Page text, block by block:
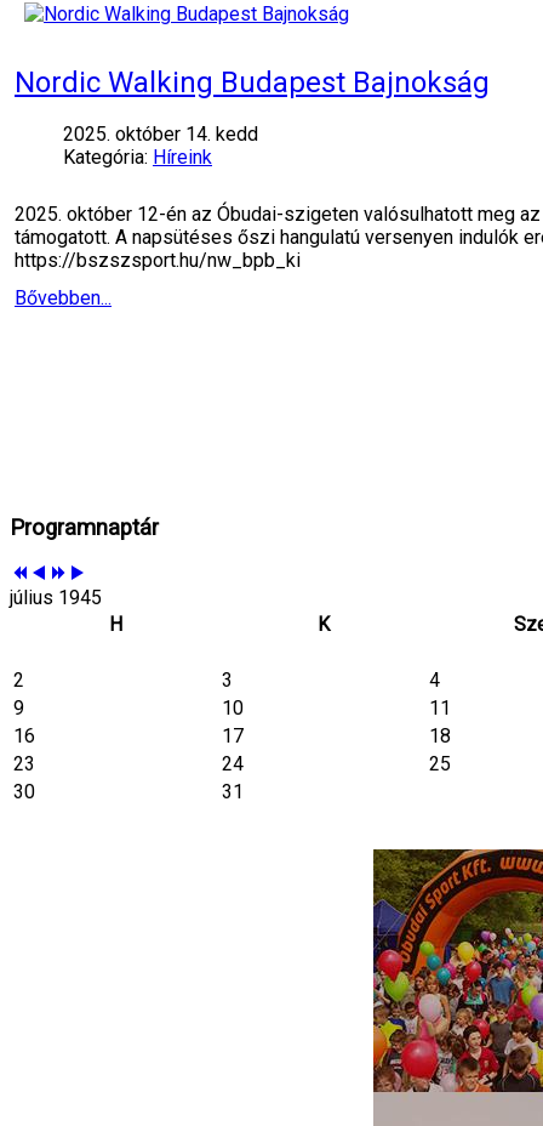
Nordic Walking Budapest Bajnokság
2025. október 14. kedd
Kategória: Híreink
2025. október 12-én az Óbudai-szigeten valósulhatott meg
támogatott. A napsütéses őszi hangulatú versenyen indulók
https://bszszsport.hu/nw_bpb_ki
Bővebben...
Programnaptár
július 1945
H
K
2 3
4
9
10
11
16
17
18
23
24
25
30
31